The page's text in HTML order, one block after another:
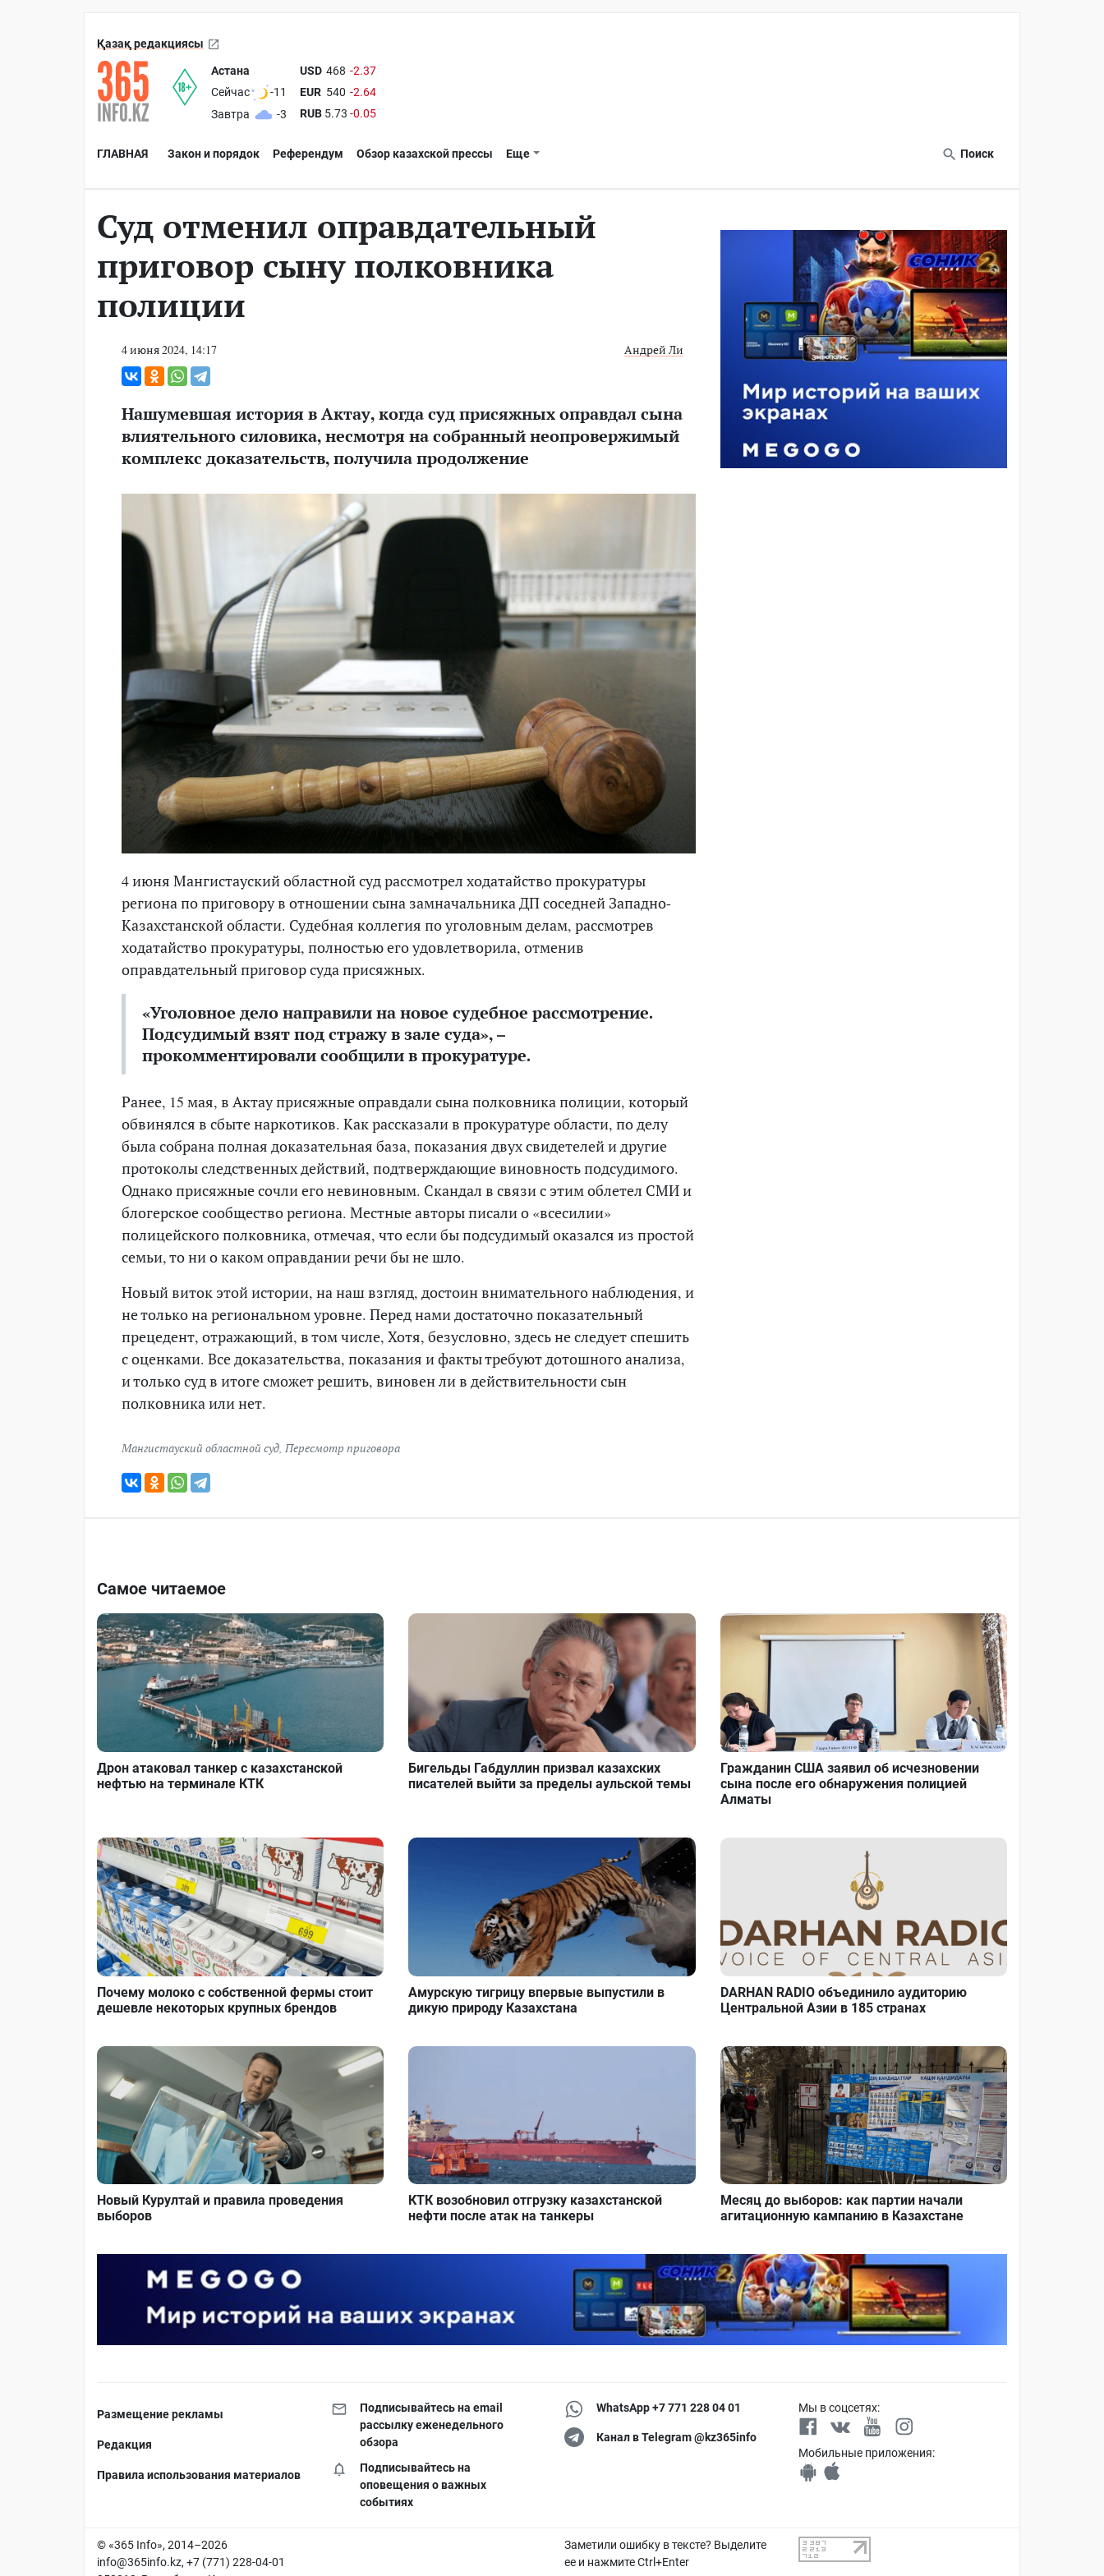
Қазақ редакциясы
Астана
Сейчас
-11
Завтра
-3
USD 468 -2.37
EUR 540 -2.64
RUB 5.73 -0.05
ГЛАВНАЯ Закон и порядок Референдум Обзор казахской прессы Еще Поиск
Суд отменил оправдательный
приговор сыну полковника
полиции
4 июня 2024, 14:17 Андрей Ли
Нашумевшая история в Актау, когда суд присяжных оправдал сына
влиятельного силовика, несмотря на собранный неопровержимый
комплекс доказательств, получила продолжение
4 июня Мангистауский областной суд рассмотрел ходатайство прокуратуры
региона по приговору в отношении сына замначальника ДП соседней Западно-
Казахстанской области. Судебная коллегия по уголовным делам, рассмотрев
ходатайство прокуратуры, полностью его удовлетворила, отменив
оправдательный приговор суда присяжных.
«Уголовное дело направили на новое судебное рассмотрение.
Подсудимый взят под стражу в зале суда», –
прокомментировали сообщили в прокуратуре.
Ранее, 15 мая, в Актау присяжные оправдали сына полковника полиции, который
обвинялся в сбыте наркотиков. Как рассказали в прокуратуре области, по делу
была собрана полная доказательная база, показания двух свидетелей и другие
протоколы следственных действий, подтверждающие виновность подсудимого.
Однако присяжные сочли его невиновным. Скандал в связи с этим облетел СМИ и
блогерское сообщество региона. Местные авторы писали о «всесилии»
полицейского полковника, отмечая, что если бы подсудимый оказался из простой
семьи, то ни о каком оправдании речи бы не шло.
Новый виток этой истории, на наш взгляд, достоин внимательного наблюдения, и
не только на региональном уровне. Перед нами достаточно показательный
прецедент, отражающий, в том числе, Хотя, безусловно, здесь не следует спешить
с оценками. Все доказательства, показания и факты требуют дотошного анализа,
и только суд в итоге сможет решить, виновен ли в действительности сын
полковника или нет.
Мангистауский областной суд, Пересмотр приговора
Самое читаемое
Дрон атаковал танкер с казахстанской
нефтью на терминале КТК
Бигельды Габдуллин призвал казахских
писателей выйти за пределы аульской темы
Гражданин США заявил об исчезновении
сына после его обнаружения полицией
Алматы
Почему молоко с собственной фермы стоит
дешевле некоторых крупных брендов
Амурскую тигрицу впервые выпустили в
дикую природу Казахстана
DARHAN RADIO объединило аудиторию
Центральной Азии в 185 странах
Новый Курултай и правила проведения
выборов
КТК возобновил отгрузку казахстанской
нефти после атак на танкеры
Месяц до выборов: как партии начали
агитационную кампанию в Казахстане
Размещение рекламы
Редакция
Правила использования материалов
Подписывайтесь на email
рассылку еженедельного
обзора
Подписывайтесь на
оповещения о важных
событиях
WhatsApp +7 771 228 04 01
Канал в Telegram @kz365info
Мы в соцсетях:
Мобильные приложения:
© «365 Info», 2014–2026
info@365info.kz, +7 (771) 228-04-01
Заметили ошибку в тексте? Выделите
ее и нажмите Ctrl+Enter